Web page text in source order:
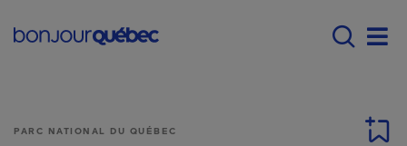
Main navigation -
PARC NATIONAL DU QUÉBEC